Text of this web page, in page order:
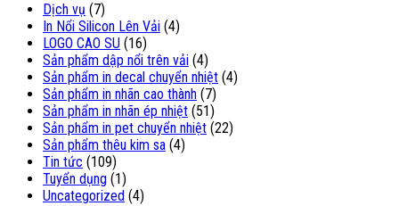
Dịch vụ (7)
In Nổi Silicon Lên Vải (4)
LOGO CAO SU (16)
Sản phẩm dập nổi trên vải (4)
Sản phẩm in decal chuyển nhiệt (4)
Sản phẩm in nhãn cao thành (7)
Sản phẩm in nhãn ép nhiệt (51)
Sản phẩm in pet chuyển nhiệt (22)
Sản phẩm thêu kim sa (4)
Tin tức (109)
Tuyển dụng (1)
Uncategorized (4)